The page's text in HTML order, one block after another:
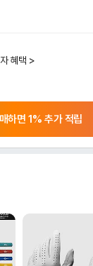
혜택 >
하면 1% 추가 적립